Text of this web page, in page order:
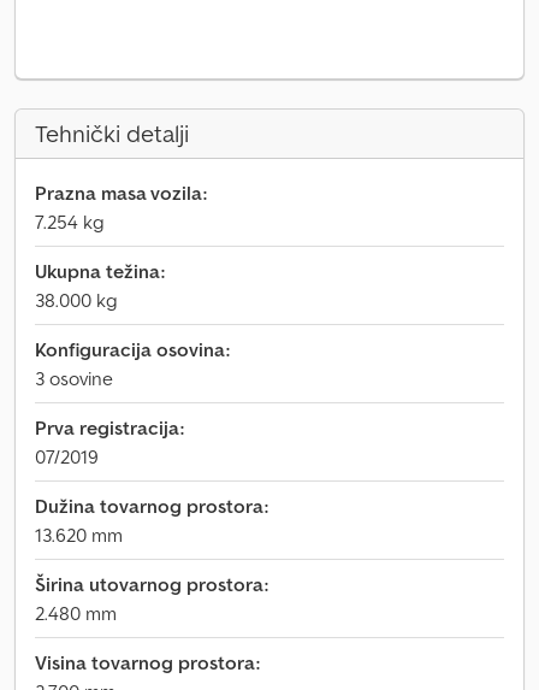
Tehnički detalji
Prazna masa vozila:
7.254 kg
Ukupna težina:
38.000 kg
Konfiguracija osovina:
3 osovine
Prva registracija:
07/2019
Dužina tovarnog prostora:
13.620 mm
Širina utovarnog prostora:
2.480 mm
Visina tovarnog prostora: